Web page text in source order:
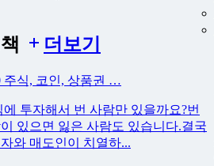
더보기
주식, 코인, 상품권 …
에 투자해서 번 사람만 있을까요?번
있으면 잃은 사람도 있습니다.결국
와 매도인이 치열하...